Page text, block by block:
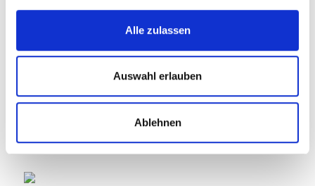
Alle zulassen
Auswahl erlauben
Ablehnen